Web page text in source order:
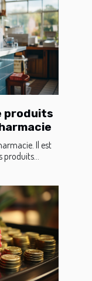
produits
Il est
produits...